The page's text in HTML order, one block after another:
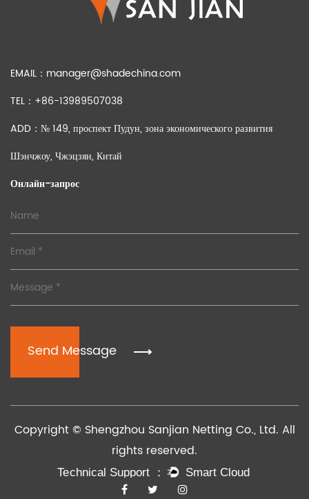
EMAIL： manager@shadechina.com
TEL：+86-13989507038
ADD：№ 149, проспект Пудун, зона экономического развития
Шэнчжоу, Чжэцзян, Китай
Онлайн-запрос
Send Message
Copyright © Shengzhou Sanjian Netting Co., Ltd. All
rights reserved.